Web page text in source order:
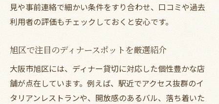
見や事前連絡で細かい条件をすり合わせ、口コミや過去
利用者の評価もチェックしておくと安心です。
旭区で注目のディナースポットを厳選紹介
大阪市旭区には、ディナー貸切に対応した個性豊かな店
舗が点在しています。例えば、駅近でアクセス抜群のイ
タリアンレストランや、開放感のあるバル、落ち着いた